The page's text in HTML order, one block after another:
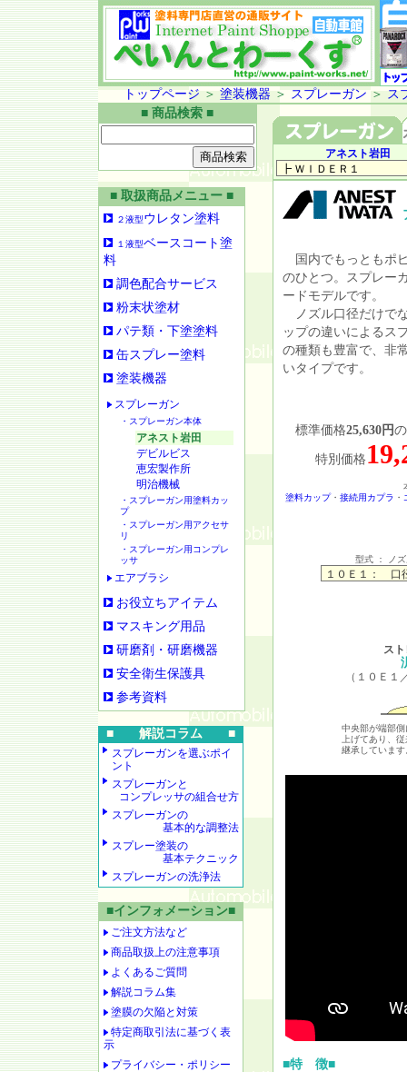
トップページ ＞ 塗装機器＞ スプレーガン ＞ ス
■ 商品検索 ■
■ 取扱商品メニュー ■
２液型ウレタン塗料
１液型ベースコート塗
料
調色配合サービス
粉末状塗材
パテ類・下塗塗料
缶スプレー塗料
塗装機器
スプレーガン
・スプレーガン本体
アネスト岩田
デビルビス
恵宏製作所
明治機械
・スプレーガン用塗料カッ
プ
・スプレーガン用アクセサ
リ
・スプレーガン用コンプレ
ッサ
エアブラシ
お役立ちアイテム
マスキング用品
研磨剤・研磨機器
安全衛生保護具
参考資料
■ 解説コラム ■
スプレーガンを選ぶポイ
ント
スプレーガンと
コンプレッサの組合せ方
スプレーガンの
基本的な調整法
スプレー塗装の
基本テクニック
スプレーガンの洗浄法
■インフォメーション■
ご注文方法など
商品取扱上の注意事項
よくあるご質問
解説コラム集
塗膜の欠陥と対策
特定商取引法に基づく表
示
プライバシー・ポリシー
アネスト岩田
国内でもっともポ
のひとつ。スプレー
ードモデルです。
ノズル口径だけで
ップの違いによるス
の種類も豊富で、非
いタイプです。
標準価格25,630円
特別価格
塗料カップ・ 接続用カプラ ・
型式 ： ノ
ス
（１０Ｅ１
中央部が端部
上げてあり、
継承しています
■特 徴■